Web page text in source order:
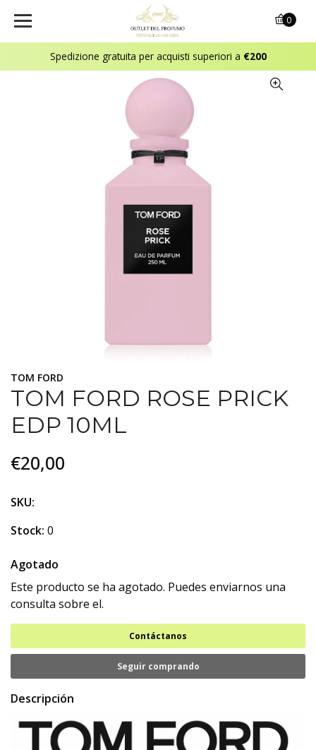
Spedizione gratuita per acquisti superiori a €200
0
TOM FORD
TOM FORD ROSE PRICK
EDP 10ML
€20,00
SKU:
Stock: 0
Agotado
Este producto se ha agotado. Puedes enviarnos una
consulta sobre el.
Contáctanos
Seguir comprando
Descripción